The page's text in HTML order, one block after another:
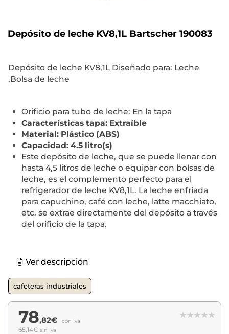
Depósito de leche KV8,1L Bartscher 190083
Depósito de leche KV8,1L Diseñado para: Leche
,Bolsa de leche
Orificio para tubo de leche: En la tapa
Características tapa: Extraíble
Material: Plástico (ABS)
Capacidad: 4.5 litro(s)
Este depósito de leche, que se puede llenar con
hasta 4,5 litros de leche o equipar con bolsas de
leche, es el complemento perfecto para el
refrigerador de leche KV8,1L. La leche enfriada
para capuchino, café con leche, latte macchiato,
etc. se extrae directamente del depósito a través
del orificio de la tapa.
Ver descripción
cafeteras industriales
78,82€ con iva
65,14€ sin iva